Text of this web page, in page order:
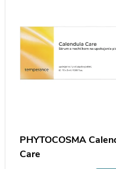
PHYTOCOSMA
Care